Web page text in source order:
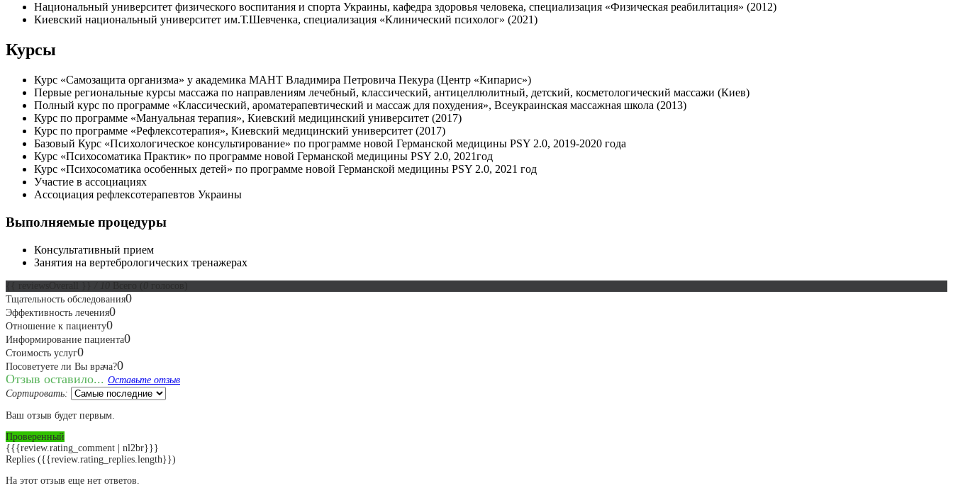
Национальный университет физического воспитания и спорта Украины, кафедра здоровья человека, специализация «Физическая реабилитация» (2012)
Киевский национальный университет им.Т.Шевченка, специализация «Клинический психолог» (2021)
Курсы
Курс «Самозащита организма» у академика МАНТ Владимира Петровича Пекура (Центр «Кипарис»)
Первые региональные курсы массажа по направлениям лечебный, классический, антицеллюлитный, детский, косметологический массажи (Киев)
Полный курс по программе «Классический, ароматерапевтический и массаж для похудения», Всеукраинская массажная школа (2013)
Курс по программе «Мануальная терапия», Киевский медицинский университет (2017)
Курс по программе «Рефлексотерапия», Киевский медицинский университет (2017)
Базовый Курс «Психологическое консультирование» по программе новой Германской медицины PSY 2.0, 2019-2020 года
Курс «Психосоматика Практик» по программе новой Германской медицины PSY 2.0, 2021год
Курс «Психосоматика особенных детей» по программе новой Германской медицины PSY 2.0, 2021 год
Участие в ассоциациях
Ассоциация рефлексотерапевтов Украины
Выполняемые процедуры
Консультативный прием
Занятия на вертебрологических тренажерах
Тщательность обследования0
Эффективность лечения0
Отношение к пациенту0
Информирование пациента0
Стоимость услуг0
Посоветуете ли Вы врача?0
Отзыв оставило... Оставьте отзыв
Сортировать:
Ваш отзыв будет первым.
Проверенный
{{{review.rating_comment | nl2br}}}
Replies ({{review.rating_replies.length}})
На этот отзыв еще нет ответов.